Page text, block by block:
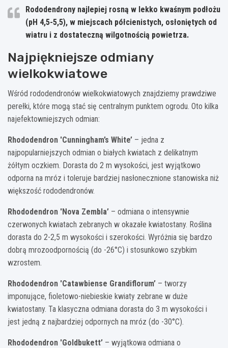
Rododendrony najlepiej rosną w lekko kwaśnym podłożu
(pH 4,5-5,5), w miejscach półcienistych, osłoniętych od
wiatru i z dostateczną wilgotnością powietrza.
Najpiękniejsze odmiany
wielkokwiatowe
Wśród rododendronów wielkokwiatowych znajdziemy prawdziwe
perełki, które mogą stać się centralnym punktem ogrodu. Oto kilka
najefektowniejszych odmian:
Rhododendron 'Cunningham’s White’ – jedna z
najpopularniejszych odmian o białych kwiatach z delikatnym
żółtym oczkiem. Dorasta do 2 m wysokości, jest wyjątkowo
odporna na mróz i toleruje bardziej nasłonecznione stanowiska niż
większość rododendronów.
Rhododendron 'Nova Zembla’ – odmiana o intensywnie
czerwonych kwiatach zebranych w okazałe kwiatostany. Roślina
dorasta do 2-2,5 m wysokości i szerokości. Wyróżnia się bardzo
dobrą mrozoodpornością (do -26°C) i stosunkowo szybkim
wzrostem.
Rhododendron 'Catawbiense Grandiflorum’ – tworzy
imponujące, fioletowo-niebieskie kwiaty zebrane w duże
kwiatostany. Ta klasyczna odmiana dorasta do 3 m wysokości i
jest jedną z najbardziej odpornych na mróz (do -30°C).
Rhododendron 'Goldbukett’ – wyjątkowa odmiana o